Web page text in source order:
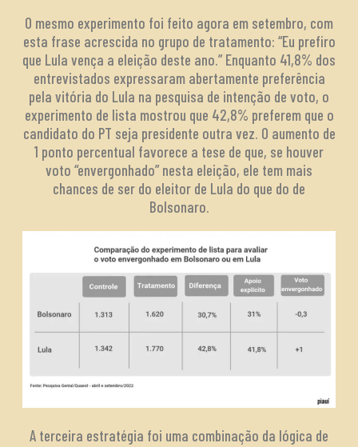
O mesmo experimento foi feito agora em setembro, com
esta frase acrescida no grupo de tratamento: “Eu prefiro
que Lula vença a eleição deste ano.” Enquanto 41,8% dos
entrevistados expressaram abertamente preferência
pela vitória do Lula na pesquisa de intenção de voto, o
experimento de lista mostrou que 42,8% preferem que o
candidato do PT seja presidente outra vez. O aumento de
1 ponto percentual favorece a tese de que, se houver
voto “envergonhado” nesta eleição, ele tem mais
chances de ser do eleitor de Lula do que do de
Bolsonaro.
A terceira estratégia foi uma combinação da lógica de